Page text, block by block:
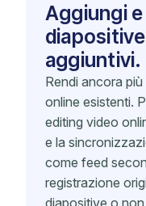
Aggiungi
aggiuntivi.
Rendi ancora
online esistenti.
editing video
e la
come feed
registrazione
diapositive o